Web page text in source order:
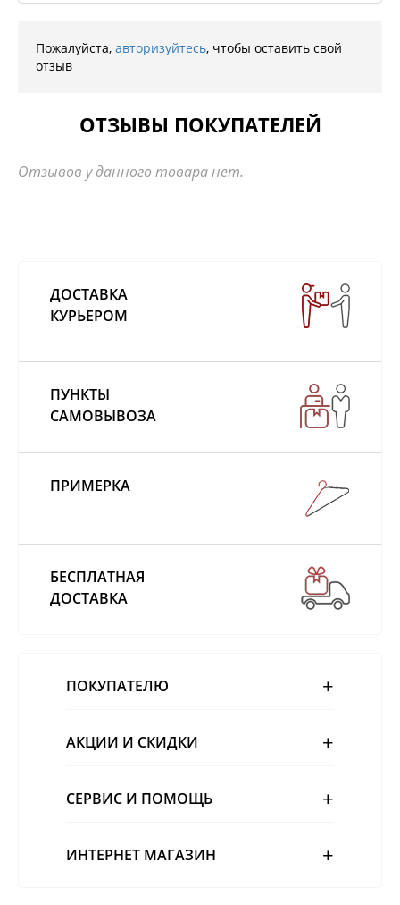
Пожалуйста, авторизуйтесь, чтобы оставить свой
отзыв
ОТЗЫВЫ ПОКУПАТЕЛЕЙ
Отзывов у данного товара нет.
ДОСТАВКА
КУРЬЕРОМ
ПУНКТЫ
САМОВЫВОЗА
ПРИМЕРКА
БЕСПЛАТНАЯ
ДОСТАВКА
ПОКУПАТЕЛЮ
АКЦИИ И СКИДКИ
СЕРВИС И ПОМОЩЬ
ИНТЕРНЕТ МАГАЗИН